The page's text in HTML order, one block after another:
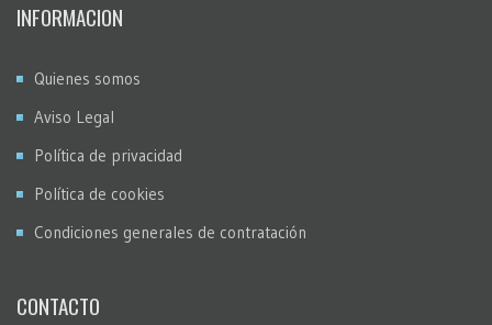
INFORMACION
Quienes somos
Aviso Legal
Política de privacidad
Política de cookies
Condiciones generales de contratación
CONTACTO